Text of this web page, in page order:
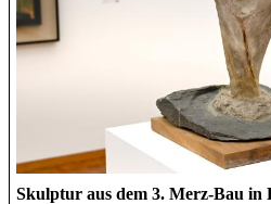
Skulptur aus dem 3. Merz-Bau in